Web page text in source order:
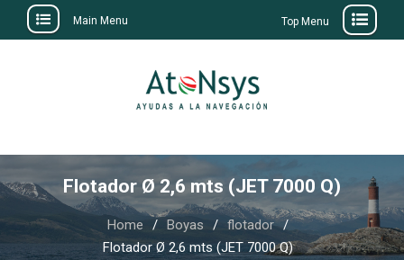
Main Menu Top Menu
Flotador Ø 2,6 mts (JET 7000 Q)
Home Boyas
flotador
Flotador Ø 2,6 mts (JET 7000 Q)